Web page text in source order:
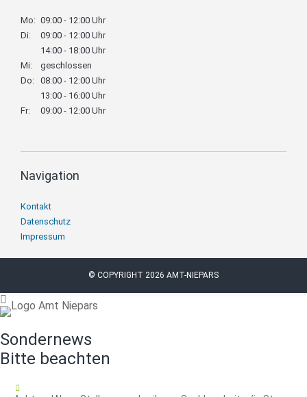
Mo: 09:00 - 12:00 Uhr
Di:
09:00 - 12:00 Uhr
14:00 - 18:00 Uhr
Mi:
geschlossen
Do: 08:00 - 12:00 Uhr
13:00 - 16:00 Uhr
Fr:
09:00 - 12:00 Uhr
Navigation
Navigation
überspringen
Kontakt
Datenschutz
Impressum
© COPYRIGHT 2026 AMT-NIEPARS
Sondernews
Bitte beachten